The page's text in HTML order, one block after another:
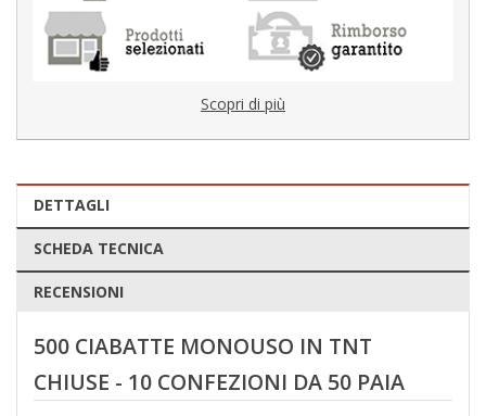
Scopri di più
DETTAGLI
SCHEDA TECNICA
RECENSIONI
500 CIABATTE MONOUSO IN TNT
CHIUSE - 10 CONFEZIONI DA 50 PAIA